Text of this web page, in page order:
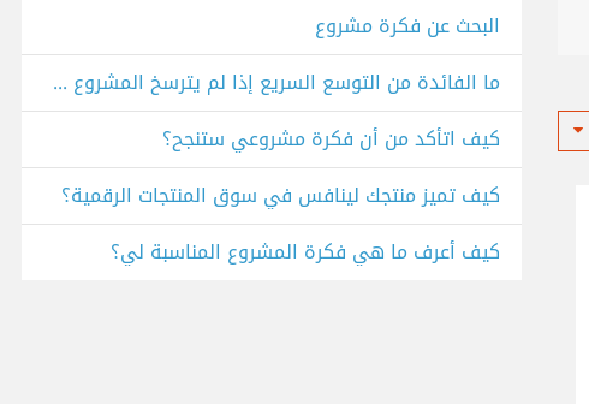
البحث عن فكرة مشروع
ما الفائدة من التوسع السريع إذا لم يترسخ المشروع في سوقه المحلي بعد؟
كيف اتأكد من أن فكرة مشروعي ستنجح؟
كيف تميز منتجك لينافس في سوق المنتجات الرقمية؟
كيف أعرف ما هي فكرة المشروع المناسبة لي؟